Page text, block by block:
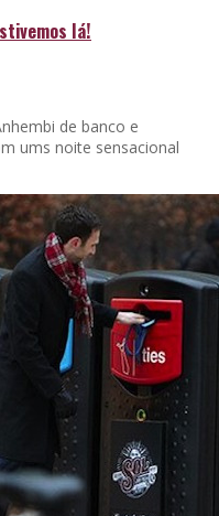
lá!
de banco e
ums noite sensacional